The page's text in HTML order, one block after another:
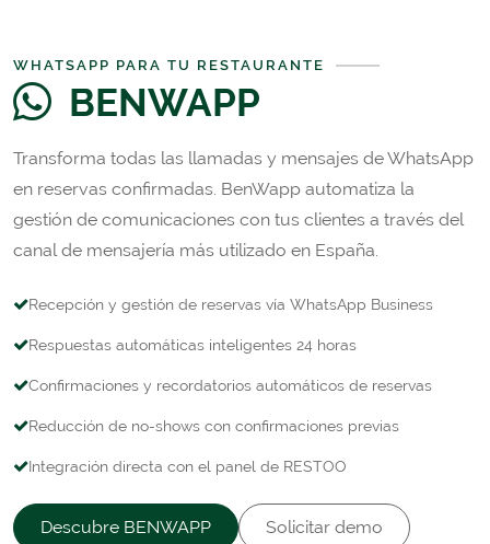
WHATSAPP PARA TU RESTAURANTE
BENWAPP
Transforma todas las llamadas y mensajes de WhatsApp
en reservas confirmadas. BenWapp automatiza la
gestión de comunicaciones con tus clientes a través del
canal de mensajería más utilizado en España.
Recepción y gestión de reservas vía WhatsApp Business
Respuestas automáticas inteligentes 24 horas
Confirmaciones y recordatorios automáticos de reservas
Reducción de no-shows con confirmaciones previas
Integración directa con el panel de RESTOO
Descubre BENWAPP Solicitar demo